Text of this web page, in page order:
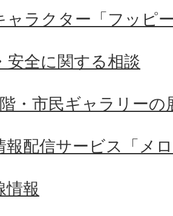
ャラクター「フッピ
安全に関する相談
・市民ギャラリーの
報配信サービス「メ
情報